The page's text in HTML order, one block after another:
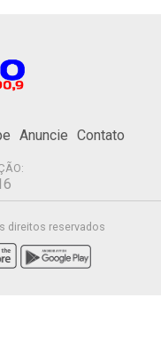
Anuncie Contato
direitos reservados